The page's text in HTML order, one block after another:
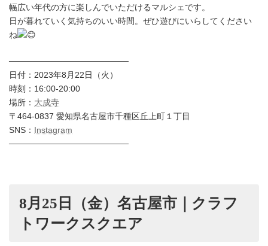
幅広い年代の方に楽しんでいただけるマルシェです。
日が暮れていく気持ちのいい時間。ぜひ遊びにいらしてください
ね
────────────────────
日付：2023年8月22日（火）
時刻：16:00-20:00
場所： 大成寺
〒464-0837 愛知県名古屋市千種区丘上町１丁目
SNS： Instagram
────────────────────
8月25日（金）名古屋市｜クラフ
トワークスクエア